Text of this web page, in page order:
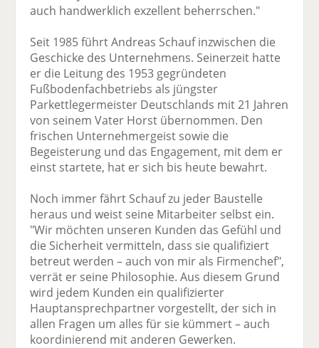
auch handwerklich exzellent beherrschen."
Seit 1985 führt Andreas Schauf inzwischen die
Geschicke des Unternehmens. Seinerzeit hatte
er die Leitung des 1953 gegründeten
Fußbodenfachbetriebs als jüngster
Parkettlegermeister Deutschlands mit 21 Jahren
von seinem Vater Horst übernommen. Den
frischen Unternehmergeist sowie die
Begeisterung und das Engagement, mit dem er
einst startete, hat er sich bis heute bewahrt.
Noch immer fährt Schauf zu jeder Baustelle
heraus und weist seine Mitarbeiter selbst ein.
"Wir möchten unseren Kunden das Gefühl und
die Sicherheit vermitteln, dass sie qualifiziert
betreut werden – auch von mir als Firmenchef",
verrät er seine Philosophie. Aus diesem Grund
wird jedem Kunden ein qualifizierter
Hauptansprechpartner vorgestellt, der sich in
allen Fragen um alles für sie kümmert – auch
koordinierend mit anderen Gewerken.